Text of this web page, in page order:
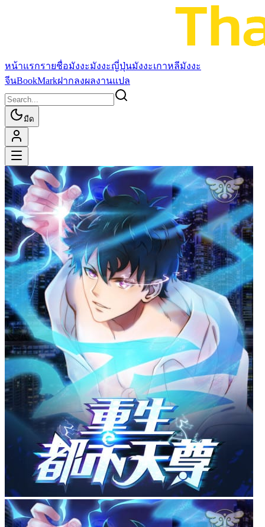
หน้าแรกรายชื่อมังงะมังงะญี่ปุ่นมังงะเกาหลีมังงะ
จีนBookMarkฝากลงผลงานแปล
มืด